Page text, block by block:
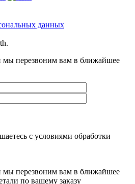
данных
перезвоним вам в ближайшее
с условиями обработки
перезвоним вам в ближайшее
по вашему заказу